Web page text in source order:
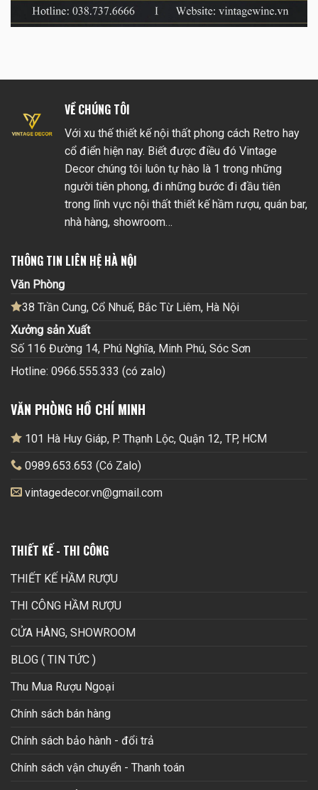
VỀ CHÚNG TÔI
Với xu thế thiết kế nội thất phong cách Retro hay
cổ điển hiện nay. Biết được điều đó Vintage
Decor chúng tôi luôn tự hào là 1 trong những
người tiên phong, đi những bước đi đầu tiên
trong lĩnh vực nội thất thiết kế hầm rượu, quán bar,
nhà hàng, showroom…
THÔNG TIN LIÊN HỆ HÀ NỘI
Văn Phòng
38 Trần Cung, Cổ Nhuế, Bắc Từ Liêm, Hà Nội
Xưởng sản Xuất
Số 116 Đường 14, Phú Nghĩa, Minh Phú, Sóc Sơn
Hotline: 0966.555.333 (có zalo)
VĂN PHÒNG HỒ CHÍ MINH
101 Hà Huy Giáp, P. Thạnh Lộc, Quận 12, TP, HCM
0989.653.653 (Có Zalo)
vintagedecor.vn@gmail.com
THIẾT KẾ - THI CÔNG
THIẾT KẾ HẦM RƯỢU
THI CÔNG HẦM RƯỢU
CỬA HÀNG, SHOWROOM
BLOG ( TIN TỨC )
Thu Mua Rượu Ngoại
Chính sách bán hàng
Chính sách bảo hành - đổi trả
Chính sách vận chuyển - Thanh toán